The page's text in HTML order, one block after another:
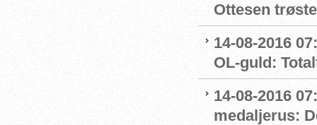
Ottesen
14-08-2016
OL-guld:
14-08-2016
medaljerus: